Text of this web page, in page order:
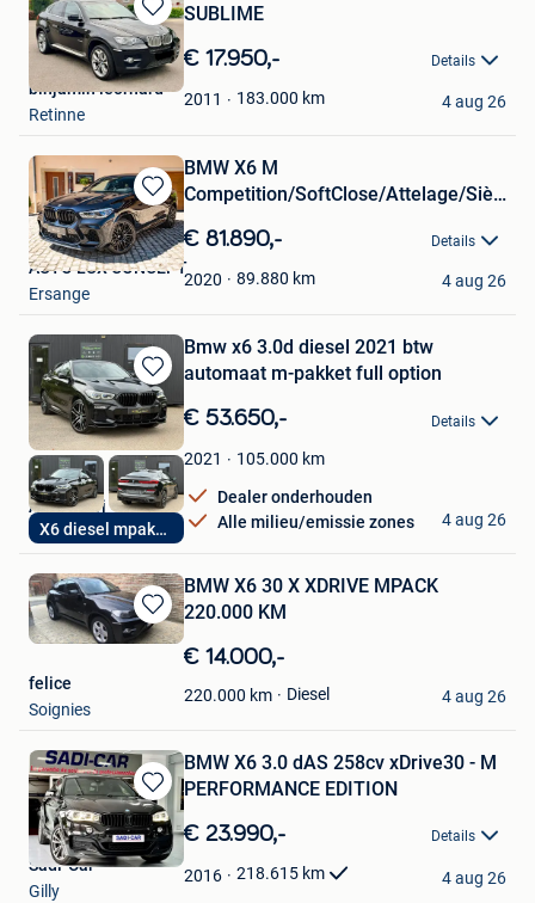
Bewaren
in
Mijn
Favorieten
SUBLIME
€ 17.950,- Details
2011 183.000 km
binjamin leornard
Retinne
4 aug 26
Bewaren
in
Mijn
Favorieten
BMW X6 M
Competition/SoftClose/Attelage/Sièges
€ 81.890,- Details
2020 89.880 km
AUTO LUX CONCEPT
Ersange
4 aug 26
Bewaren
in
Mijn
Favorieten
X6 diesel mpakket
Bmw x6 3.0d diesel 2021 btw
automaat m-pakket full option
€ 53.650,- Details
2021 105.000 km
Dealer onderhouden
Alle milieu/emissie zones
Auto’s nuri
Heusden
4 aug 26
Bewaren
in
Favorieten
BMW X6 30 X XDRIVE MPACK
220.000 KM
€ 14.000,-
220.000 km Diesel
felice
Soignies
4 aug 26
Bewaren
in
Mijn
Favorieten
BMW X6 3.0 dAS 258cv xDrive30 - M
PERFORMANCE EDITION
€ 23.990,- Details
2016 218.615 km
Sadi-Car
Gilly
4 aug 26